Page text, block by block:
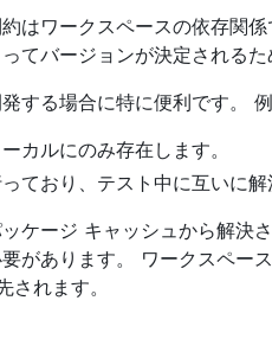
はワークスペースの依存関
てバージョンが決定されるた
する場合に特に便利です。
カルにのみ存在します。
ており、テスト中に互いに解
ケージ キャッシュから解決
があります。 ワークスペー
れます。